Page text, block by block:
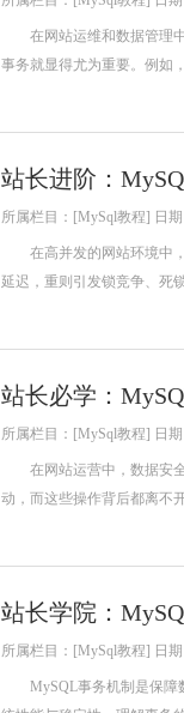
在网站运维和数据管理中
事务就显得尤为重要。例如
站长进阶：
所属栏目：[MySql教程] 日
在高并发的网站环境中，
延迟，重则引发锁竞争、死
站长必学：
所属栏目：[MySql教程] 日
在网站运营中，数据安全
动，而这些操作背后都离不
站长学院：
所属栏目：[MySql教程] 日
MySQL事务机制是保障数